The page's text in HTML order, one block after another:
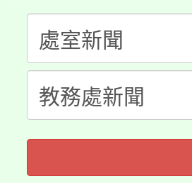
程，歡迎學
心理、諮商
系所師生報
縣市「校園
門員」簡章
踴躍報名參
桃園市115
要點
「桃園市補
展演活動實